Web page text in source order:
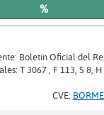
%
Boletín Oficial del
T 3067 , F 113, S 8,
CVE: